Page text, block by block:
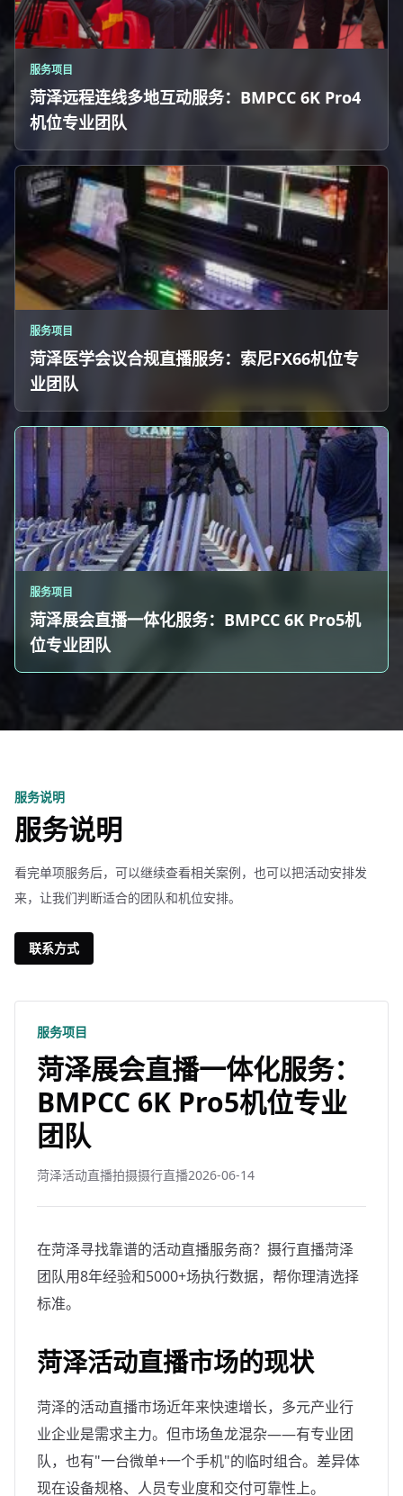
服务项目
菏泽远程连线多地互动服务：BMPCC 6K Pro4
机位专业团队
服务项目
菏泽医学会议合规直播服务：索尼FX66机位专
业团队
服务项目
菏泽展会直播一体化服务：BMPCC 6K Pro5机
位专业团队
服务说明
服务说明
看完单项服务后，可以继续查看相关案例，也可以把活动安排发
来，让我们判断适合的团队和机位安排。
联系方式
服务项目
菏泽展会直播一体化服务：
BMPCC 6K Pro5机位专业
团队
菏泽活动直播拍摄摄行直播2026-06-14
在菏泽寻找靠谱的活动直播服务商？摄行直播菏泽
团队用8年经验和5000+场执行数据，帮你理清选择
标准。
菏泽活动直播市场的现状
菏泽的活动直播市场近年来快速增长，多元产业行
业企业是需求主力。但市场鱼龙混杂——有专业团
队，也有"一台微单+一个手机"的临时组合。差异体
现在设备规格、人员专业度和交付可靠性上。